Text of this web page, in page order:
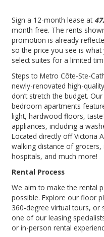
Sign a 12-month lease at
month free. The rents
promotion is already
so the price you see is
select suites for a limited
Steps to Metro Côte-Ste-
newly-renovated high-
don’t stretch the budget.
bedroom apartments
light, hardwood floors,
appliances, including a
Located directly off Victoria
walking distance of
hospitals, and much more!
Rental Process
We aim to make the rental
possible. Explore our floor
360-degree virtual tours, or
one of our leasing
or in-person rental